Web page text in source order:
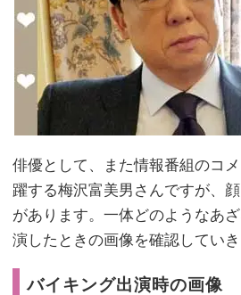
俳優として、また情報番組のコ
躍する梅沢富美男さんですが、
があります。一体どのようなあ
演したときの画像を確認していき
バイキング出演時の画像